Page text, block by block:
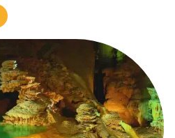
des
en couple, en
amis, profitez des
de pêche au bord de la
plus fréquents dans la